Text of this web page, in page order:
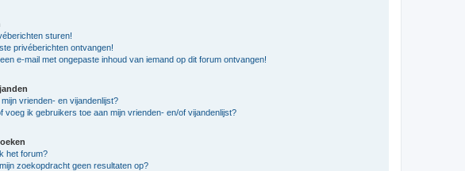
sturen!
privéberichten ontvangen!
e-mail met ongepaste inhoud van iemand op dit forum ontvangen!
vrienden- en vijandenlijst?
voeg ik gebruikers toe aan mijn vrienden- en/of vijandenlijst?
het forum?
zoekopdracht geen resultaten op?